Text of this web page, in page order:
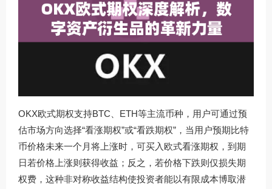
OKX欧式期权支持BTC、ETH等主流币种，用户可通过预
估市场方向选择“看涨期权”或“看跌期权”，当用户预期比特
币价格未来一个月将上涨时，可买入欧式看涨期权，到期
日若价格上涨则获得收益；反之，若价格下跌则仅损失期
权费，这种非对称收益结构使投资者能以有限成本博取潜